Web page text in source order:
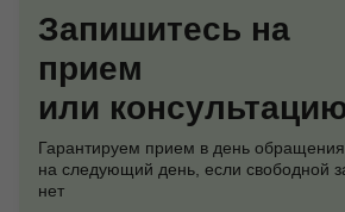
Запишитесь на
прием
или
Гарантируем прием в день
на следующий день, если свободной
нет